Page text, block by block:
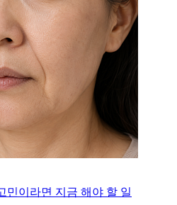
민이라면 지금 해야 할 일